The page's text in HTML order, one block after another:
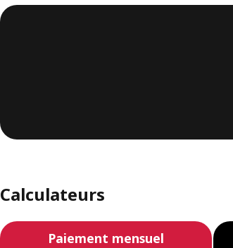
Calculateurs
Paiement mensuel